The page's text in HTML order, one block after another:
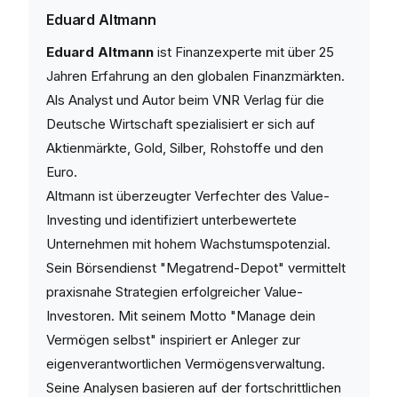
Eduard Altmann
Eduard Altmann ist Finanzexperte mit über 25
Jahren Erfahrung an den globalen Finanzmärkten.
Als Analyst und Autor beim VNR Verlag für die
Deutsche Wirtschaft spezialisiert er sich auf
Aktienmärkte, Gold, Silber, Rohstoffe und den
Euro.
Altmann ist überzeugter Verfechter des Value-
Investing und identifiziert unterbewertete
Unternehmen mit hohem Wachstumspotenzial.
Sein Börsendienst "Megatrend-Depot" vermittelt
praxisnahe Strategien erfolgreicher Value-
Investoren. Mit seinem Motto "Manage dein
Vermögen selbst" inspiriert er Anleger zur
eigenverantwortlichen Vermögensverwaltung.
Seine Analysen basieren auf der fortschrittlichen